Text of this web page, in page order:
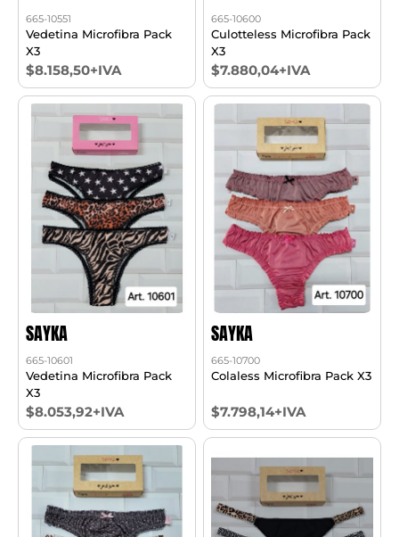
665-10551
Vedetina Microfibra Pack
X3
$8.158,50+IVA
665-10600
Culotteless Microfibra Pack
X3
$7.880,04+IVA
SAYKA
665-10601
Vedetina Microfibra Pack
X3
$8.053,92+IVA
SAYKA
665-10700
Colaless Microfibra Pack X3
$7.798,14+IVA